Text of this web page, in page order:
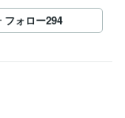
フォロー294